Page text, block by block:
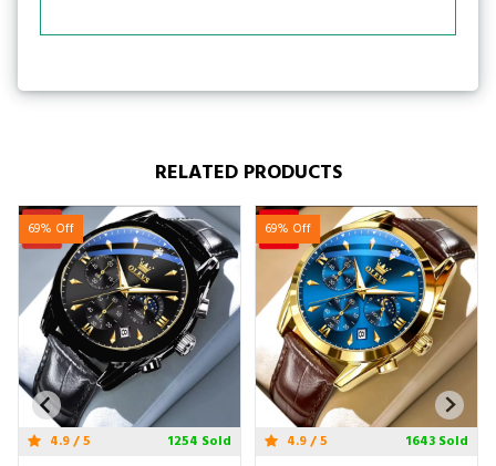
RELATED PRODUCTS
1254 Sold
69% Off
4.9 / 5 1643 Sold
69% Off
4.9 / 5